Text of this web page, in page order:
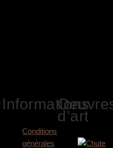
Informations
Conditions
générales
d’art